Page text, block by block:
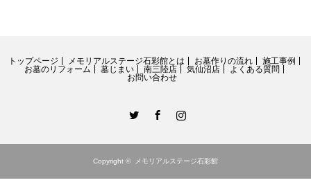
トップページ メモリアルステージ石彩館とは お墓作りの流れ
施工事例
お墓のリフォーム
墓じまい 南三陸店 気仙沼店
よくある質問
お問い合わせ
Copyright © メモリアルステージ石彩館